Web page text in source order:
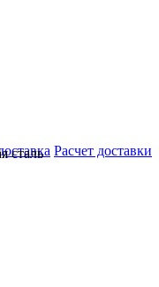
Расчет доставки
сталь